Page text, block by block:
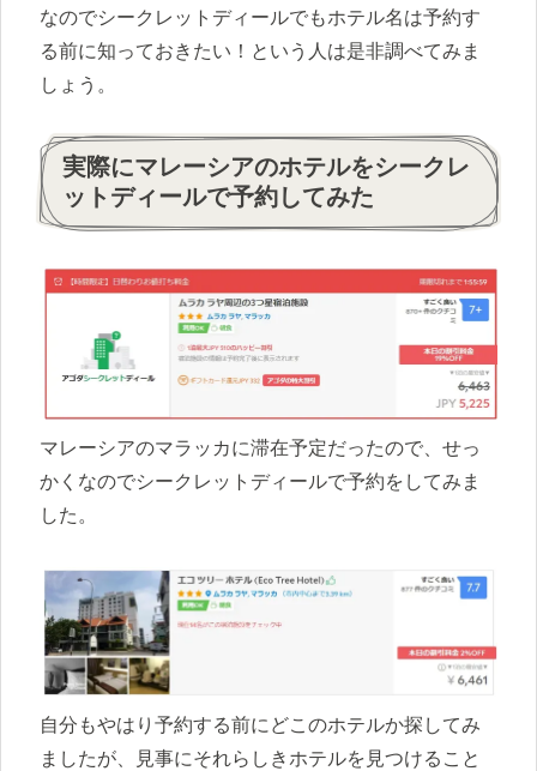
なのでシークレットディールでもホテル名は予約す
る前に知っておきたい！という人は是非調べてみま
しょう。
実際にマレーシアのホテルをシークレ
ットディールで予約してみた
マレーシアのマラッカに滞在予定だったので、せっ
かくなのでシークレットディールで予約をしてみま
した。
自分もやはり予約する前にどこのホテルか探してみ
ましたが、見事にそれらしきホテルを見つけること